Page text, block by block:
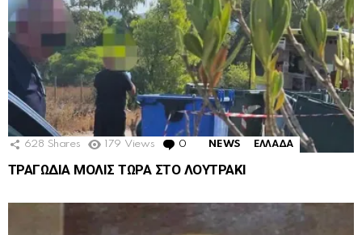
628 Shares 179 Views 0 Comments
NEWS ΕΛΛΑΔΑ
ΤΡΑΓΩΔΙΑ ΜΟΛΙΣ ΤΩΡΑ ΣΤΟ ΛΟΥΤΡΑΚΙ